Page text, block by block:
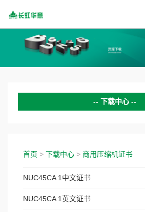
下载中心
商用压缩机证书
首页 > 下载中心 > 商用压缩机证书
NUC45CA 1中文证书
NUC45CA 1英文证书